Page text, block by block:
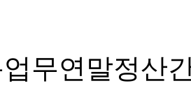
무연말정산